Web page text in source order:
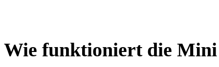
Wie funktioniert die Mini